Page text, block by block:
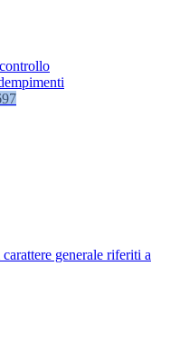
generale riferiti a